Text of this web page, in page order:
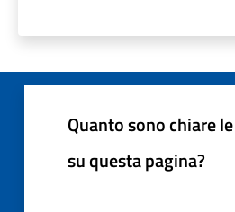
Quanto sono chiare
su questa pagina?